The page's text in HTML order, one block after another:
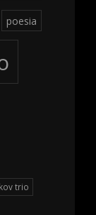
poesia
trio